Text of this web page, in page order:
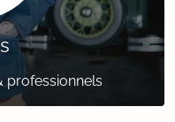
professionnels